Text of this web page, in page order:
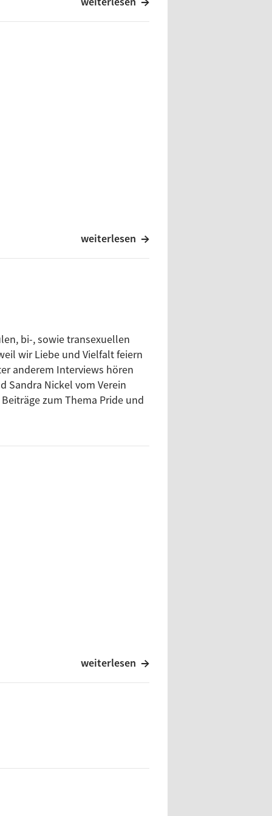
weiterlesen
bi-, sowie transexuellen
wir Liebe und Vielfalt feiern
anderem Interviews hören
Sandra Nickel vom Verein
zum Thema Pride und
weiterlesen